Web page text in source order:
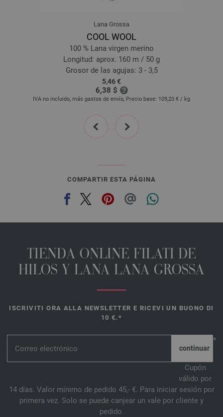
101-naturaleza | EAN: 4033493416344
102-beige claro | EAN: 4033493416351
103-rojo marrón | EAN: 4033493416368
104-marrón naranja | EAN: 4033493416375
105-marrón oro | EAN: 4033493416382
106-oliva | EAN: 4033493416399
108-verde opalo | EAN: 4033493416412
109-azul oscuroro | EAN: 4033493416429
111-rojo oscuro | EAN: 4033493416443
112-rojo claro | EAN: 4033493416450
Lana Grossa
COOL WOOL
100 % Lana virgen merino
Longitud: aprox. 160 m / 50 g
Grosor de las agujas: 3 - 3,5
5,46 €
6,38 $
IVA no incluido, más gastos de envío, Precio base: 109,20 € / kg
prev next
COMPARTIR ESTA PÁGINA
TIENDA ONLINE FILATI DE
HILOS Y LANA LANA GROSSA
ISCRIVITI ORA ALLA NEWSLETTER E RICEVI UN BUONO DI
10 €.*
*
Cupón
válido por
14 días. Valor mínimo de pedido 45,- €. Para iniciar sesión por
primera vez. Solo se puede canjear un vale por cliente y
pedido.